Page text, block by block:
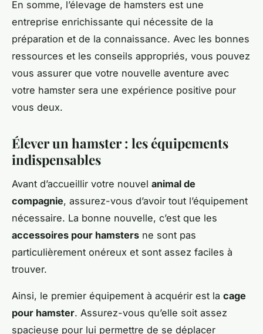
En somme, l’élevage de hamsters est une
entreprise enrichissante qui nécessite de la
préparation et de la connaissance. Avec les bonnes
ressources et les conseils appropriés, vous pouvez
vous assurer que votre nouvelle aventure avec
votre hamster sera une expérience positive pour
vous deux.
Élever un hamster : les équipements
indispensables
Avant d’accueillir votre nouvel animal de
compagnie, assurez-vous d’avoir tout l’équipement
nécessaire. La bonne nouvelle, c’est que les
accessoires pour hamsters ne sont pas
particulièrement onéreux et sont assez faciles à
trouver.
Ainsi, le premier équipement à acquérir est la cage
pour hamster. Assurez-vous qu’elle soit assez
spacieuse pour lui permettre de se déplacer